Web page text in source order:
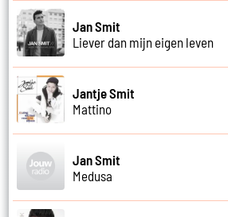
Jan Smit
Liever dan mijn eigen leven
Jantje Smit
Mattino
Jan Smit
Medusa